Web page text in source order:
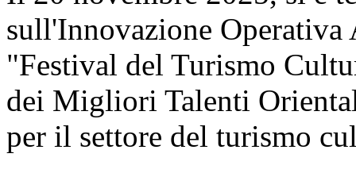
sull'Innovazione
"Festival del Turismo
dei Migliori Talenti
per il settore del turismo